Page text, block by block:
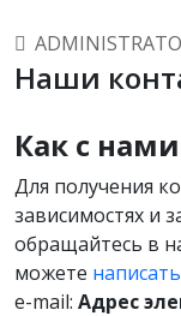
Наши
Как с
Для получения
зависимостях и
обращайтесь в
можете
e-mail: Адрес